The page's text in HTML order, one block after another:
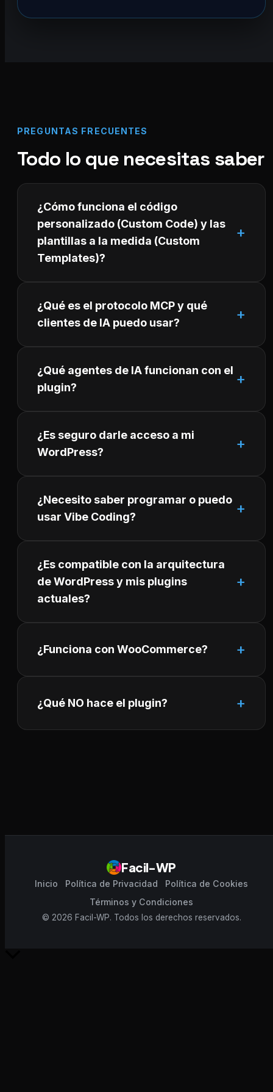
PREGUNTAS FRECUENTES
Todo lo que necesitas saber
¿Cómo funciona el código
personalizado (Custom Code) y las
plantillas a la medida (Custom
Templates)?
¿Qué es el protocolo MCP y qué
clientes de IA puedo usar?
¿Qué agentes de IA funcionan con el
plugin?
¿Es seguro darle acceso a mi
WordPress?
¿Necesito saber programar o puedo
usar Vibe Coding?
¿Es compatible con la arquitectura
de WordPress y mis plugins
actuales?
¿Funciona con WooCommerce?
¿Qué NO hace el plugin?
Facil-WP
Inicio Política de Privacidad
Política de Cookies
Términos y Condiciones
© 2026 Facil-WP. Todos los derechos reservados.